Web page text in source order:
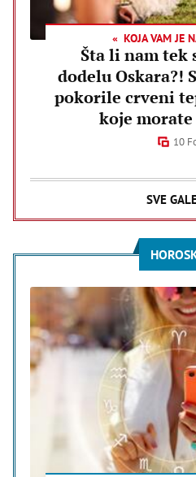
KOJA VAM JE
Šta li nam tek
dodelu Oskara?!
pokorile crveni
koje
10
SVE